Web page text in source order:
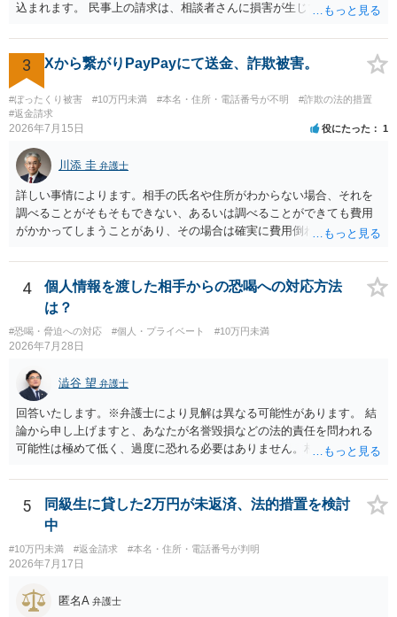
込まれます。 民事上の請求は、相談者さんに損害が生じていない以
い場合、最寄りの法律事務所での相談を検討ください。 上記、ご参考
ください。
3 Xから繋がりPayPayにて送金、詐欺被害。
#ぼったくり被害 #10万円未満 #本名・住所・電話番号が不明
#詐欺の法的措置
#返金請求
2026年7月15日 役にたった 1
川添 圭 弁護士
詳しい事情によります。相手の氏名や住所がわからない場合、それを
調べることがそもそもできない、あるいは調べることができても費用
がかかってしまうことがあり、その場合は確実に費用倒れになりそう
4
個人情報を渡した相手からの恐喝への対応方法
は？
#恐喝・脅迫への対応 #個人・プライベート #10万円未満
2026年7月28日
澁谷 望 弁護士
回答いたします。※弁護士により見解は異なる可能性があります。 結
論から申し上げますと、あなたが名誉毀損などの法的責任を問われる
可能性は極めて低く、過度に恐れる必要はありません。相手の行為こ
は警察の介入を恐れて逃げた可能性が高いと考えられます。 今後の具
体的な対応は以下の通りです。 ・相手の要求は無視する（1対1のやり
取りで「詐欺か」と聞いただけで名誉毀損は成立しません） ・マイナ
きを行う ・万が一に備え、会社には「個人情報を悪用されたトラブル
に巻き込まれた」と事前伝えておく すでに警察へ相談済みとのことで
すので、今後別のアカウントから連絡が来ても一切応じず、警察へ追
加の報告を行ってください。
5
同級生に貸した2万円が未返済、法的措置を検討
中
#10万円未満 #返金請求 #本名・住所・電話番号が判明
2026年7月17日
匿名A 弁護士